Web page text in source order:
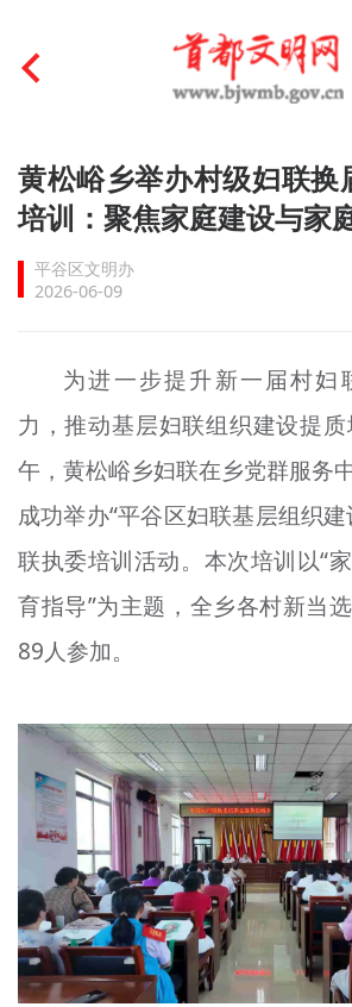
首页
文明创建
文明实践
未成年人思想道德建设
榜样人物
身边好人
文明评论
北京宣传文化引导基金
专题
资料库
黄松峪乡举办村级妇联换
培训：聚焦家庭建设与家
平谷区文明办
2026-06-09
为进一步提升新一届村妇
力，推动基层妇联组织建设提
午，黄松峪乡妇联在乡党群服务
成功举办“平谷区妇联基层组织
联执委培训活动。本次培训以“
育指导”为主题，全乡各村新当
89人参加。